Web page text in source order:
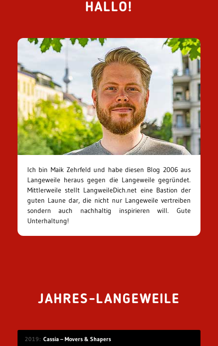
HALLO!
Ich bin Maik Zehrfeld und habe diesen Blog 2006 aus
Langeweile heraus gegen die Langeweile gegründet.
Mittlerweile stellt LangweileDich.net eine Bastion der
guten Laune dar, die nicht nur Langeweile vertreiben
sondern auch nachhaltig inspirieren will. Gute
Unterhaltung!
JAHRES-LANGEWEILE
2019 Cassia – Movers & Shapers